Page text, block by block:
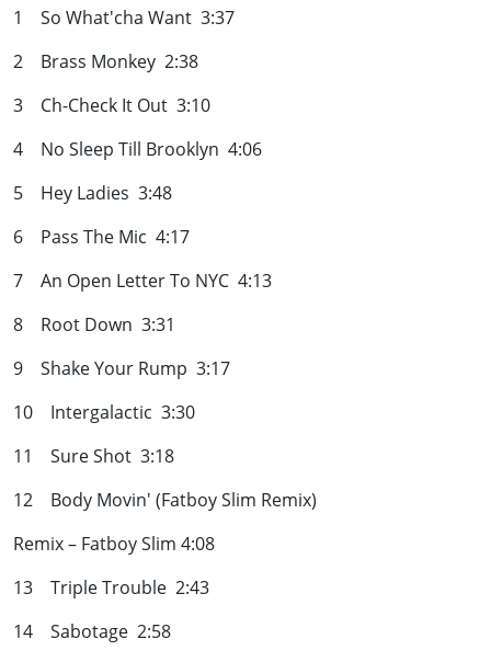
1 So What'cha Want 3:37
2 Brass Monkey 2:38
3 Ch-Check It Out 3:10
4 No Sleep Till Brooklyn 4:06
5 Hey Ladies 3:48
6 Pass The Mic 4:17
7 An Open Letter To NYC 4:13
8 Root Down 3:31
9 Shake Your Rump 3:17
10 Intergalactic 3:30
11 Sure Shot 3:18
12 Body Movin' (Fatboy Slim Remix)
Remix – Fatboy Slim 4:08
13 Triple Trouble 2:43
14 Sabotage 2:58